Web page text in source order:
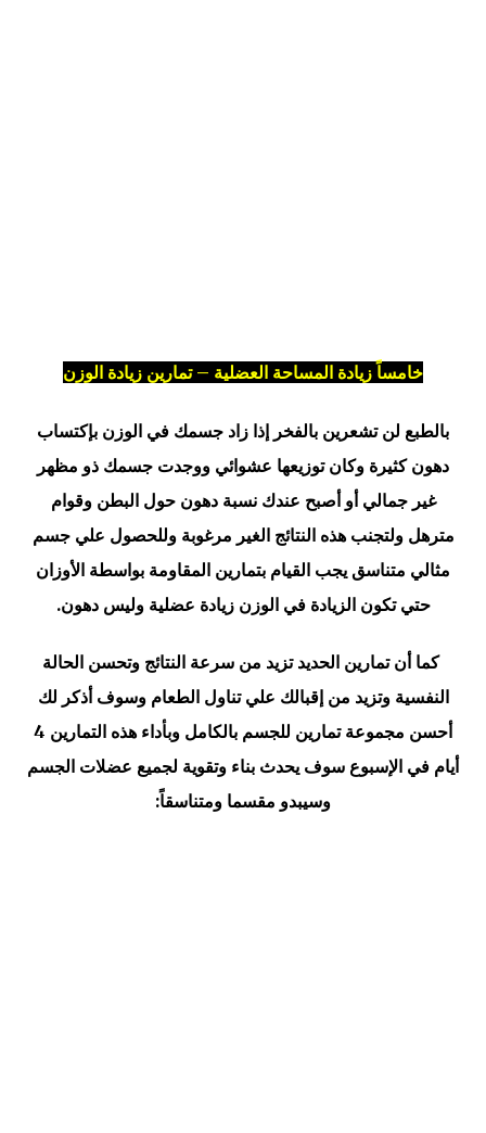
خامساً زيادة المساحة العضلية – تمارين زيادة الوزن
بالطبع لن تشعرين بالفخر إذا زاد جسمك في الوزن بإكتساب
دهون كثيرة وكان توزيعها عشوائي ووجدت جسمك ذو مظهر
غير جمالي أو أصبح عندك نسبة دهون حول البطن وقوام
مترهل ولتجنب هذه النتائج الغير مرغوبة وللحصول علي جسم
مثالي متناسق يجب القيام بتمارين المقاومة بواسطة الأوزان
حتي تكون الزيادة في الوزن زيادة عضلية وليس دهون.
كما أن تمارين الحديد تزيد من سرعة النتائج وتحسن الحالة
النفسية وتزيد من إقبالك علي تناول الطعام وسوف أذكر لك
أحسن مجموعة تمارين للجسم بالكامل وبأداء هذه التمارين 4
أيام في الإسبوع سوف يحدث بناء وتقوية لجميع عضلات الجسم
وسيبدو مقسما ومتناسقاً: